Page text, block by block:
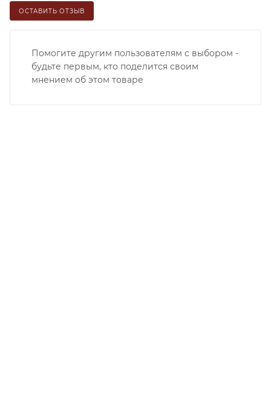
ОСТАВИТЬ ОТЗЫВ
Помогите другим пользователям с выбором -
будьте первым, кто поделится своим
мнением об этом товаре